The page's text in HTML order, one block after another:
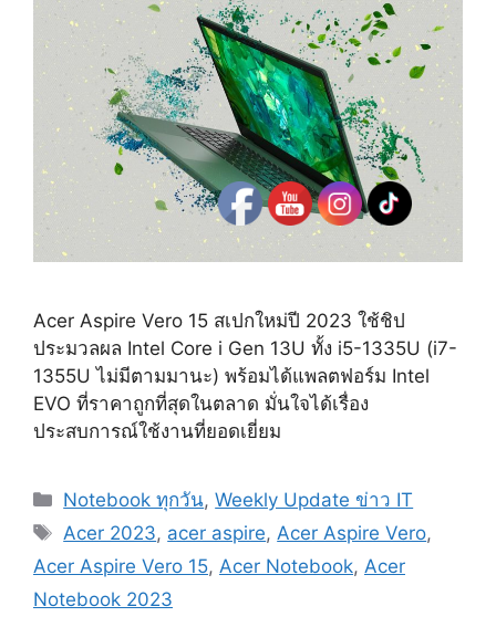
Acer Aspire Vero 15 สเปกใหม่ปี 2023 ใช้ชิป
ประมวลผล Intel Core i Gen 13U ทั้ง i5-1335U (i7-
1355U ไม่มีตามมานะ) พร้อมได้แพลตฟอร์ม Intel
EVO ที่ราคาถูกที่สุดในตลาด มั่นใจได้เรื่อง
ประสบการณ์ใช้งานที่ยอดเยี่ยม
Categories
Notebook ทุกวัน,Weekly Update ข่าว IT
Tags
Acer 2023, acer aspire, Acer Aspire Vero,
Acer Aspire Vero 15, Acer Notebook, Acer
Notebook 2023